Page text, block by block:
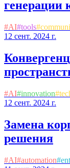
генерации
#AI#tools#
12 сент. 2024 г.
#AI#innovation#
12 сент. 2024 г.
Замена
решения
#AI#automation#